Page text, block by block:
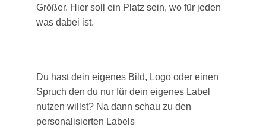
Größer. Hier soll ein Platz sein, wo für jeden
was dabei ist.
Du hast dein eigenes Bild, Logo oder einen
Spruch den du nur für dein eigenes Label
nutzen willst? Na dann schau zu den
personalisierten Labels